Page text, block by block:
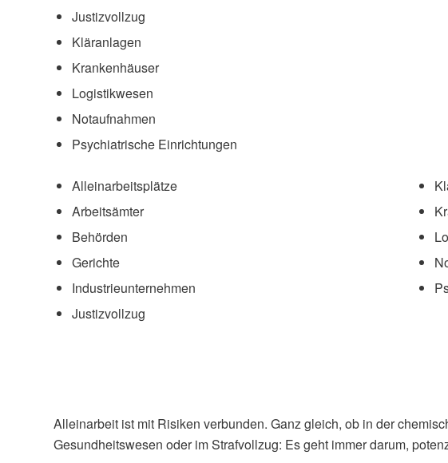
Justizvollzug
Kläranlagen
Krankenhäuser
Logistikwesen
Notaufnahmen
Psychiatrische Einrichtungen
Alleinarbeitsplätze
Arbeitsämter
Behörden
Gerichte
Industrieunternehmen
Justizvollzug
Alleinarbeit ist mit Risiken verbunden. Ganz gleich, ob in der
Gesundheitswesen oder im Strafvollzug: Es geht immer darum,